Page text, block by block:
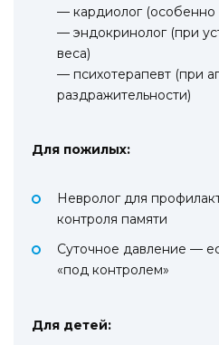
— кардиолог (особенно
— эндокринолог (при
веса)
— психотерапевт (при
раздражительности)
Для пожилых:
Невролог для
контроля памяти
Суточное давление —
«под контролем»
Для детей: